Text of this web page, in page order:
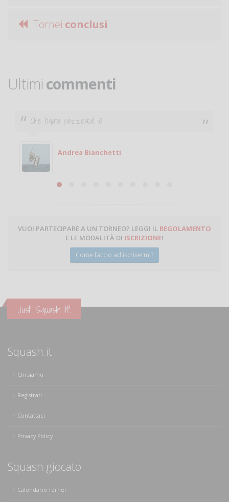
Tornei conclusi
Ultimi commenti
Ciao. Sono a Treviglio da poco e vorrei tornare a
giocare. Se sei in zona e puoi giocare fammi sapere.
Michele
Michele Miglionico
VUOI PARTECIPARE A UN TORNEO? LEGGI IL REGOLAMENTO
E LE MODALITÀ DI ISCRIZIONE!
Come faccio ad iscrivermi?
Just Squash It!
Squash.it
Chi siamo
Registrati
Contattaci
Privacy Policy
Squash giocato
Calendario Tornei